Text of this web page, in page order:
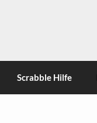
Scrabble Hilfe